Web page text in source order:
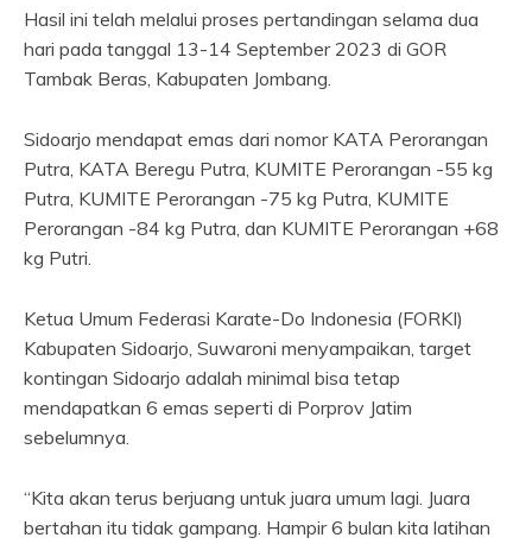
Hasil ini telah melalui proses pertandingan selama dua
hari pada tanggal 13-14 September 2023 di GOR
Tambak Beras, Kabupaten Jombang.
Sidoarjo mendapat emas dari nomor KATA Perorangan
Putra, KATA Beregu Putra, KUMITE Perorangan -55 kg
Putra, KUMITE Perorangan -75 kg Putra, KUMITE
Perorangan -84 kg Putra, dan KUMITE Perorangan +68
kg Putri.
Ketua Umum Federasi Karate-Do Indonesia (FORKI)
Kabupaten Sidoarjo, Suwaroni menyampaikan, target
kontingan Sidoarjo adalah minimal bisa tetap
mendapatkan 6 emas seperti di Porprov Jatim
sebelumnya.
“Kita akan terus berjuang untuk juara umum lagi. Juara
bertahan itu tidak gampang. Hampir 6 bulan kita latihan